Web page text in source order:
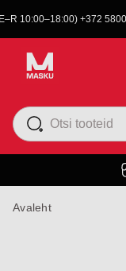
10:00–18:00) +372
Avaleht